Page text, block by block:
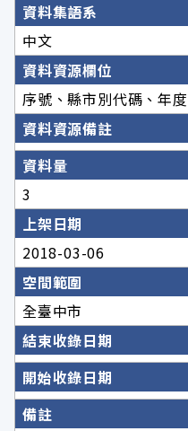
資料集語系
中文
資料資源欄位
序號、縣市別代碼、年
資料資源備註
資料量
3
上架日期
2018-03-06
空間範圍
全臺中市
結束收錄日期
開始收錄日期
備註